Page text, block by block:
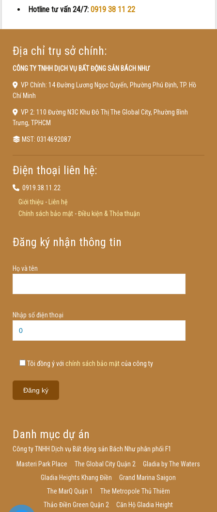
Hotline tư vấn 24/7:0919 38 11 22
Địa chỉ trụ sở chính:
CÔNG TY TNHH DỊCH VỤ BẤT ĐỘNG SẢN BÁCH NHƯ
VP Chính: 14 Đường Lương Ngọc Quyến, Phường Phú Định, TP. Hồ
Chí Minh
VP 2: 110 Đường N3C Khu Đô Thị The Global City, Phường Bình
Trưng, TPHCM
MST: 0314692087
Điện thoại liên hệ:
0919.38.11.22
Giới thiệu - Liên hệ
Chính sách bảo mật-Điều kiện & Thỏa thuận
Đăng ký nhận thông tin
Họ và tên
Nhập số điện thoại
Tôi đồng ý với chính sách bảo mậtcủa công ty
Danh mục dự án
Công ty TNHH Dịch vụ Bất động sản Bách Như phân phối F1
Masteri Park Place
The Global City Quận 2
Gladia by The Waters
Gladia Heights Khang Điền
Grand Marina Saigon
The MarQ Quận 1
The Metropole Thủ Thiêm
Thảo Điền Green Quận 2
Căn Hộ Gladia Height